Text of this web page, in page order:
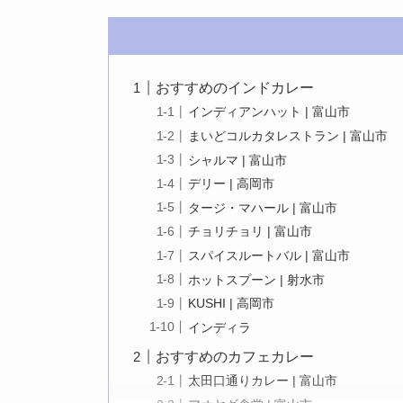
おすすめのインドカレー
インディアンハット | 富山市
まいどコルカタレストラン | 富山市
シャルマ | 富山市
デリー | 高岡市
タージ・マハール | 富山市
チョリチョリ | 富山市
スパイスルートバル | 富山市
ホットスプーン | 射水市
KUSHI | 高岡市
インディラ
おすすめのカフェカレー
太田口通りカレー | 富山市